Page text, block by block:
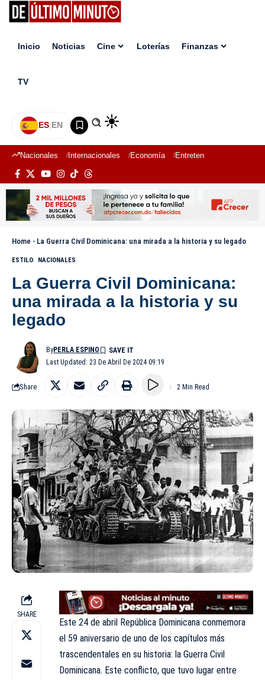
Inicio Noticias Cine Loterías Finanzas
TV
ES|EN
Nacionales Internacionales Economía Entretenimiento
Home - La Guerra Civil Dominicana: una mirada a la historia y su legado
ESTILO NACIONALES
La Guerra Civil Dominicana:
una mirada a la historia y su
legado
Last Updated: 23 De Abril De 2024 09:19
ByPERLA ESPINO
Share 2 Min Read
SHARE
Este 24 de abril República Dominicana conmemora
el 59 aniversario de uno de los capítulos más
trascendentales en su historia: la Guerra Civil
Dominicana. Este conflicto, que tuvo lugar entre